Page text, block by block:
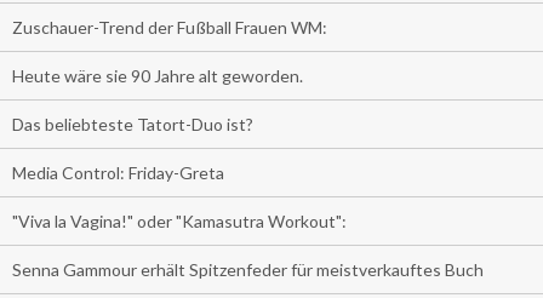
Zuschauer-Trend der Fußball Frauen WM:
Heute wäre sie 90 Jahre alt geworden.
Das beliebteste Tatort-Duo ist?
Media Control: Friday-Greta
"Viva la Vagina!" oder "Kamasutra Workout":
Senna Gammour erhält Spitzenfeder für meistverkauftes Buch